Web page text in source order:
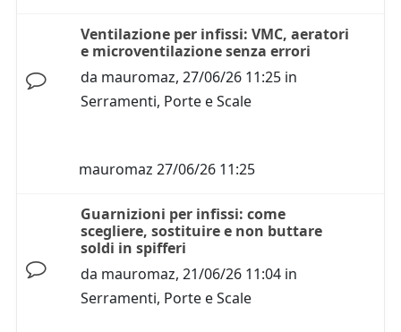
Ventilazione per infissi: VMC, aeratori
e microventilazione senza errori
da mauromaz, 27/06/26 11:25 in
Serramenti, Porte e Scale
mauromaz 27/06/26 11:25
Guarnizioni per infissi: come
scegliere, sostituire e non buttare
soldi in spifferi
da mauromaz, 21/06/26 11:04 in
Serramenti, Porte e Scale